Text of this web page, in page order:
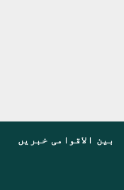
بین الاقوامی خبریں